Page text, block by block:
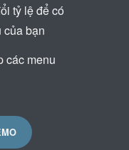
tỷ lệ để có
của bạn
các menu